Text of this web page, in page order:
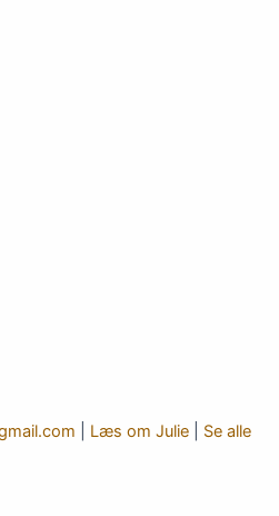
Læs om Julie
Se alle